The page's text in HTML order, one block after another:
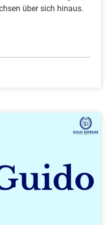
über sich hinaus.